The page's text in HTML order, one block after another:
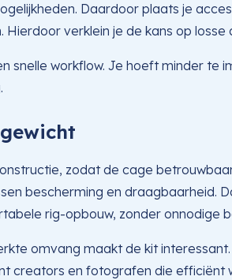
Daardoor plaats je
verklein je de kans op
snelle workflow. Je hoeft minder
zodat de cage
bescherming en draagbaarheid.
rig-opbouw, zonder onnodige
omvang maakt de kit
creators en fotografen die efficiënt